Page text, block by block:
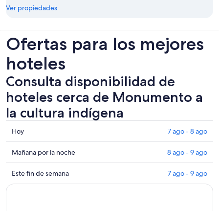
Ver propiedades
Ofertas para los mejores
hoteles
Consulta disponibilidad de
hoteles cerca de Monumento a
la cultura indígena
Consultar
los
precios
cerca
de
Monumento
Hoy 7 ago - 8 ago
Consultar
precios
cerca
de
Mañana por la noche 8 ago - 9 ago
Consultar
precios
Este fin de semana 7 ago - 9 ago